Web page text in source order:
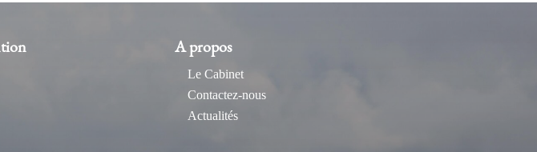
A propos
Le Cabinet
Contactez-nous
Actualités